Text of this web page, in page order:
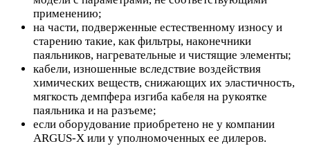
применению;
на части, подверженные естественному износу и
старению такие, как фильтры, наконечники
паяльников, нагревательные и чистящие элементы;
кабели, изношенные вследствие воздействия
химических веществ, снижающих их эластичность,
мягкость демпфера изгиба кабеля на рукоятке
паяльника и на разъеме;
если оборудование приобретено не у компании
ARGUS-X или у уполномоченных ее дилеров.